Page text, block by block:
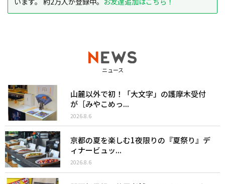
ニュース
山麓以外で初！「大文字」の護摩木受付
が［みやこめっ...
2026.8.6
京都の夏を楽しむ1夜限りの『夏祭り』デ
ィナービュッ...
2026.8.6